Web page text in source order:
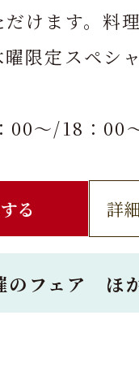
けます。料
限定スペシ
00～/18：00
る 詳
のフェア ほ